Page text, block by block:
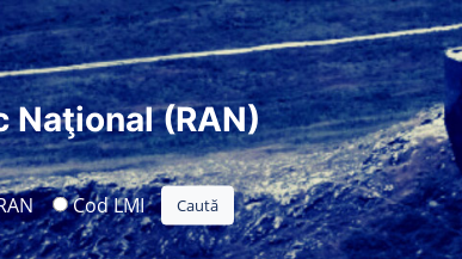
(RAN)
Cod LMI